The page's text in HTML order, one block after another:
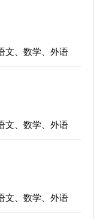
文、数学、外语
文、数学、外语
文、数学、外语